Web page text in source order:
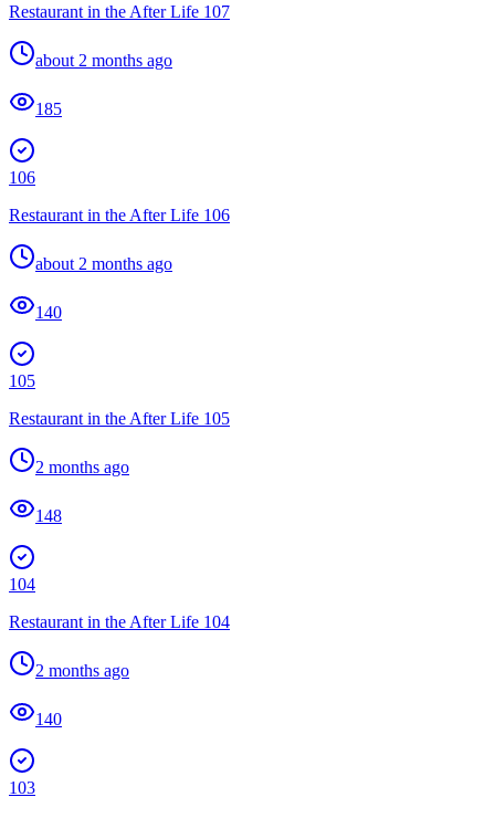
Restaurant in the After Life 107
about 2 months ago
185
106
Restaurant in the After Life 106
about 2 months ago
140
105
Restaurant in the After Life 105
2 months ago
148
104
Restaurant in the After Life 104
2 months ago
140
103